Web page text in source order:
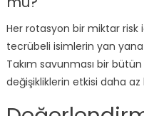
Her rotasyon bir miktar risk
tecrübeli isimlerin yan
Takım savunması bir
değişikliklerin etkisi daha